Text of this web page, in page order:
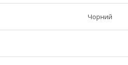
Чорний